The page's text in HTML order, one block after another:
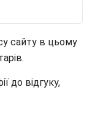
сайту в цьому
до відгуку,